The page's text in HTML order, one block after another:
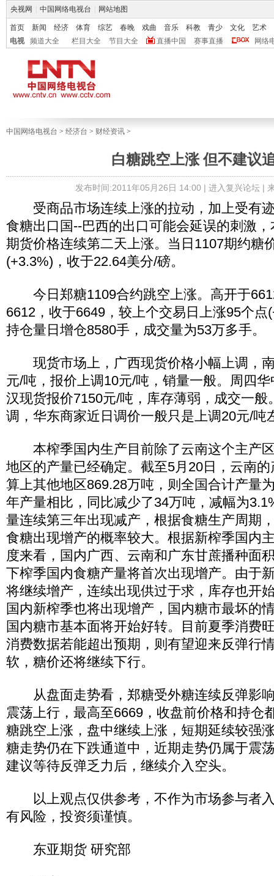
央视网 中国网络电视台 网站地图
首页 新闻 经济 体育 综艺 春晚 戏曲 音乐 科教 青少 文化
艺术
电视
频道大全 栏目大全 节目大全 直播中国 赛事直播 网络
中国网络电视台 > 经济台 > 财经资讯 >
白糖跳空上涨 但不建议
发布时间:2011年05月26日 14:00 | 进入复兴论坛|
受商品市场连续上涨的拉动，加上受有
食糖出口国--巴西的出口可能会延误的刺激
期货价格连续第二天上涨。当日1107期约糖
(+3.3%)，收于22.64美分/磅。
今日郑糖1109合约跳空上涨。高开于
6612，收于6649，较上个交易日上涨95个点
持仓量日增仓8580手，成交量为53万多手。
现货市场上，广西现货价格小幅上调，
元/吨，报价上调10元/吨，销量一般。周四
汉现货报价7150元/吨，库存薄弱，成交一般
调，华东商家近日调价一般只是上调20元/吨
本榨季国内生产目前除了云南这个主产
地区的产量已经确定。截至5月20日，云南
算上其他地区869.28万吨，则全国合计产量
年产量相比，同比减少了34万吨，减幅为
量连续第三年出现减产，根据食糖生产周期
食糖出现增产的概率较大。根据新榨季国内
度来看，国内广西、云南和广东甘蔗播种面
下榨季国内食糖产量将首次出现增产。由于
将继续增产，连续出现供过于求，库存也开
国内新榨季也将出现增产，国内糖市最坏的
国内糖市基本面将开始好转。目前夏季消费
消费数据若能超出预期，则有望迎来反弹行
软，糖价还将继续下行。
从盘面走势看，郑糖受外糖连续反弹影
震荡上行，最高至6669，收盘前价格和持仓
糖跳空上涨，盘中继续上涨，短期延续较强
糖走势仍在下跌通道中，近期走势仍属于震
建议等待反弹乏力后，继续介入空头。
以上观点仅供参考，不作为市场参与者
有风险，投资须谨慎。
东亚期货 研究部